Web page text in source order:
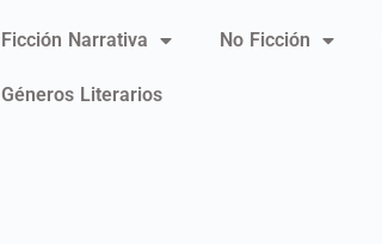
Ficción Narrativa No Ficción
Géneros Literarios